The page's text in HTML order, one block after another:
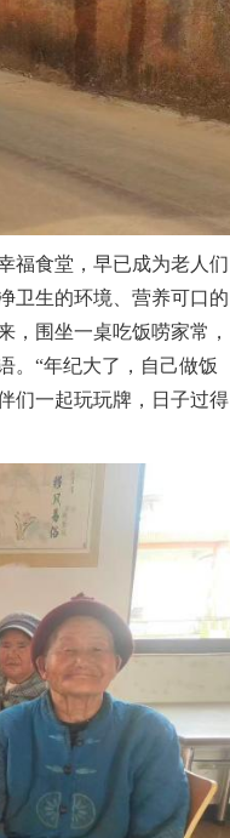
食堂，早已成为老人们
卫生的环境、营养可口的
，围坐一桌吃饭唠家常，
。“年纪大了，自己做饭
们一起玩玩牌，日子过得